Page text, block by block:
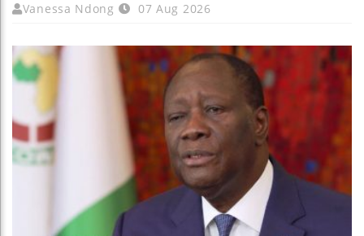
Vanessa Ndong 07 Aug 2026